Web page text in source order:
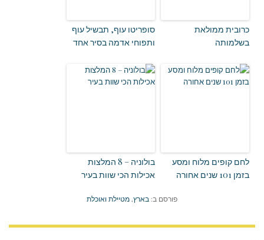
כרובית ממולאת
בשלמותה
סופריטו עוף, תבשיל עוף
ותפוחי אדמה בסיר אחד
לחם קופים מלוח ומסע
בזמן 101 שנים אחורה
בולוניה – 8 המלצות
אכילות הכי שוות בעיר
פורסם ב: בארץ,מטיילת ואוכלת